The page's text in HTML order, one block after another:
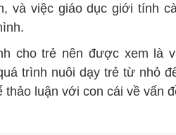
và việc giáo dục giới tính
cho trẻ nên được xem là
trình nuôi dạy trẻ từ nhỏ
thảo luận với con cái về vấn